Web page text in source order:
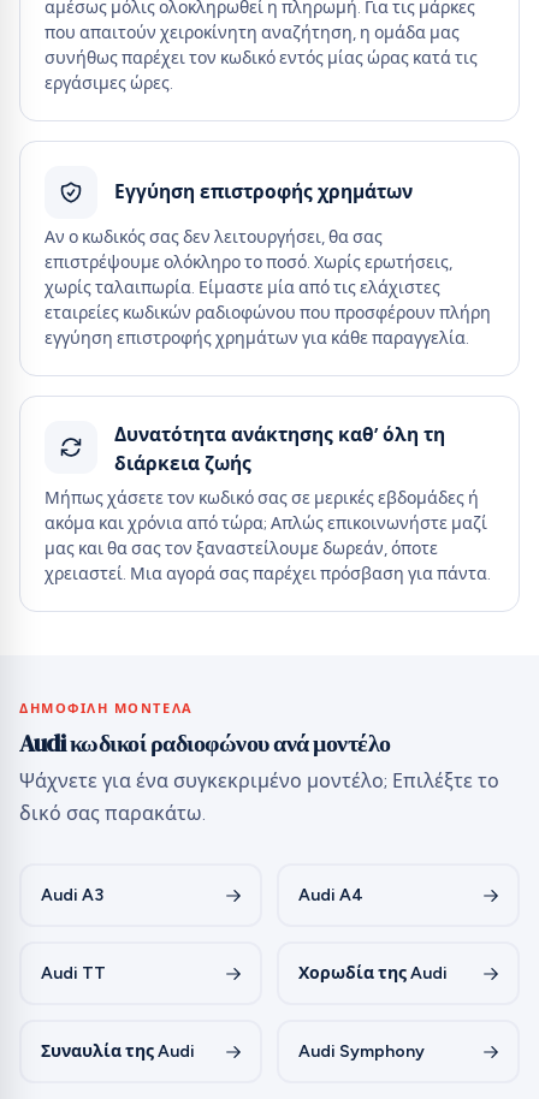
αμέσως μόλις ολοκληρωθεί η πληρωμή. Για τις μάρκες
που απαιτούν χειροκίνητη αναζήτηση, η ομάδα μας
συνήθως παρέχει τον κωδικό εντός μίας ώρας κατά τις
εργάσιμες ώρες.
Εγγύηση επιστροφής χρημάτων
Αν ο κωδικός σας δεν λειτουργήσει, θα σας
επιστρέψουμε ολόκληρο το ποσό. Χωρίς ερωτήσεις,
χωρίς ταλαιπωρία. Είμαστε μία από τις ελάχιστες
εταιρείες κωδικών ραδιοφώνου που προσφέρουν πλήρη
εγγύηση επιστροφής χρημάτων για κάθε παραγγελία.
Δυνατότητα ανάκτησης καθ’ όλη τη
διάρκεια ζωής
Μήπως χάσετε τον κωδικό σας σε μερικές εβδομάδες ή
ακόμα και χρόνια από τώρα; Απλώς επικοινωνήστε μαζί
μας και θα σας τον ξαναστείλουμε δωρεάν, όποτε
χρειαστεί. Μια αγορά σας παρέχει πρόσβαση για πάντα.
ΔΗΜΟΦΙΛΉ ΜΟΝΤΈΛΑ
Audi κωδικοί ραδιοφώνου ανά μοντέλο
Ψάχνετε για ένα συγκεκριμένο μοντέλο; Επιλέξτε το
δικό σας παρακάτω.
Audi A3 Audi A4
Audi TT Χορωδία της Audi
Συναυλία της Audi Audi Symphony